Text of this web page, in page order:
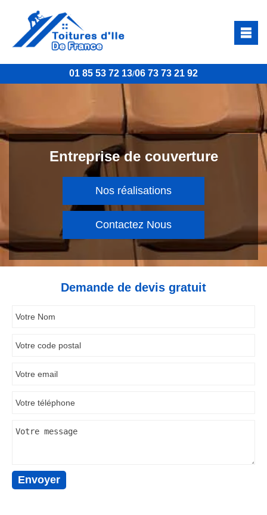
01 85 53 72 13/06 73 73 21 92
Entreprise de couverture
Nos réalisations
Contactez Nous
Demande de devis gratuit